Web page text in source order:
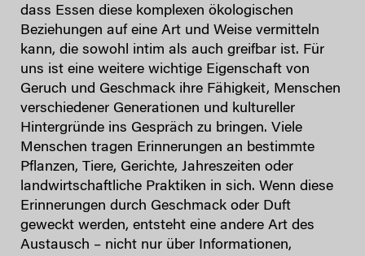
dass Essen diese komplexen ökologischen
Beziehungen auf eine Art und Weise vermitteln
kann, die sowohl intim als auch greifbar ist. Für
uns ist eine weitere wichtige Eigenschaft von
Geruch und Geschmack ihre Fähigkeit, Menschen
verschiedener Generationen und kultureller
Hintergründe ins Gespräch zu bringen. Viele
Menschen tragen Erinnerungen an bestimmte
Pflanzen, Tiere, Gerichte, Jahreszeiten oder
landwirtschaftliche Praktiken in sich. Wenn diese
Erinnerungen durch Geschmack oder Duft
geweckt werden, entsteht eine andere Art des
Austausch – nicht nur über Informationen,